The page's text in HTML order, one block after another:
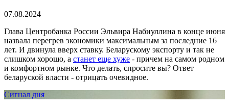
07.08.2024
Глава Центробанка России Эльвира Набиуллина в конце июня
назвала перегрев экономики максимальным за последние 16
лет. И двинула вверх ставку. Беларускому экспорту и так не
слишком хорошо, а станет еще хуже - причем на самом родном
и комфортном рынке. Что делать, спросите вы? Ответ
беларуской власти - отрицать очевидное.
Сигнал дня